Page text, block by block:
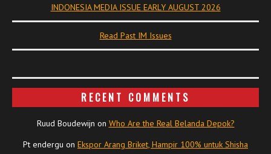
INDONESIA MEDIA ISSUE EARLY AUGUST 2026
Read Past IM Issues
RECENT COMMENTS
Ruud Boudewijn on Who Are the Real Belanda Depok?
Pt endergu on Ekspor Arang Briket, Hampir 100% untuk Shisha